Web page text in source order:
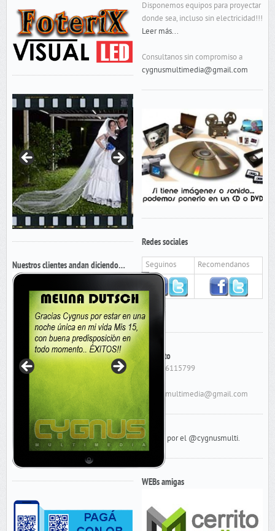
Nuestros clientes andan diciendo…
Disponemos equipos para proyectar
donde sea, incluso sin electricidad!!!
Leer más...
Consultanos sin compromiso a
cygnusmultimedia@gmail.com
Redes sociales
Seguinos Recomendanos
Contacto
Cel: 156115799
E-Mail:
cygnusmultimedia@gmail.com
Tweets por el @cygnusmulti.
WEBs amigas